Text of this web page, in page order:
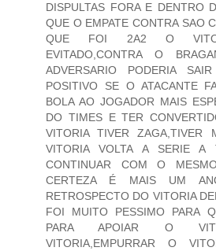
DISPULTAS FORA E DENTRO
QUE O EMPATE CONTRA SAO
QUE FOI 2A2 O
EVITADO,CONTRA O
ADVERSARIO PODERIA
POSITIVO SE O ATACANTE
BOLA AO JOGADOR MAIS
DO TIMES E TER
VITORIA TIVER ZAGA,TIVER
VITORIA VOLTA A SERIE A
CONTINUAR COM O
CERTEZA É MAIS UM
RETROSPECTO DO VITORIA
FOI MUITO PESSIMO PARA
PARA APOIAR O
VITORIA,EMPURRAR O